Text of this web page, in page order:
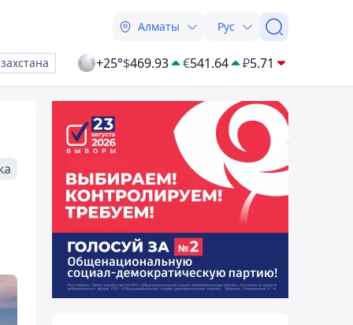
Алматы Рус
+25°$469.93 €541.64 ₽5.71